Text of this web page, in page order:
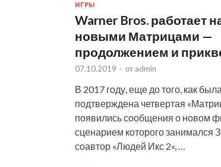
ИГРЫ
Warner Bros. работает
новыми Матрицами —
продолжением и
07.10.2019 - от admin
В 2017 году, еще до того, как
подтверждена четвертая
появились сообщения о новом
сценарием которого занимался
соавтор «Людей Икс 2«, …